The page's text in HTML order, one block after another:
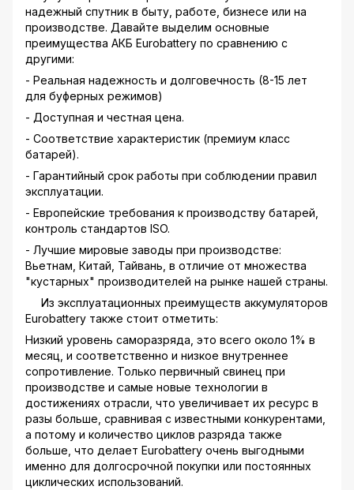
надежный спутник в быту, работе, бизнесе или на
производстве. Давайте выделим основные
преимущества АКБ Eurobattery по сравнению с
другими:
- Реальная надежность и долговечность (8-15 лет
для буферных режимов)
- Доступная и честная цена.
- Соответствие характеристик (премиум класс
батарей).
- Гарантийный срок работы при соблюдении правил
эксплуатации.
- Европейские требования к производству батарей,
контроль стандартов ISO.
- Лучшие мировые заводы при производстве:
Вьетнам, Китай, Тайвань, в отличие от множества
"кустарных" производителей на рынке нашей страны.
Из эксплуатационных преимуществ аккумуляторов
Eurobattery также стоит отметить:
Низкий уровень саморазряда, это всего около 1% в
месяц, и соответственно и низкое внутреннее
сопротивление. Только первичный свинец при
производстве и самые новые технологии в
достижениях отрасли, что увеличивает их ресурс в
разы больше, сравнивая с известными конкурентами,
а потому и количество циклов разряда также
больше, что делает Eurobattery очень выгодными
именно для долгосрочной покупки или постоянных
циклических использований.